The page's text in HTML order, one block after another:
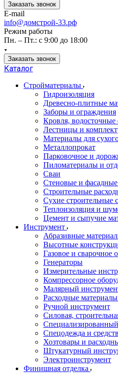
Заказать звонок
E-mail
info@домстрой-33.рф
Режим работы
Пн. – Пт.: с 9:00 до 18:00
Заказать звонок
Каталог
Стройматериалы
Гидроизоляция
Древесно-плитные
Заборы и ограждения
Кровля, водосточные
Лестницы и
Материалы для
Металлопрокат
Парковочное и
Пиломатериалы и
Сваи
Стеновые и
Строительные
Сухие строительные
Теплоизоляция и
Цемент и сыпучие
Инструмент
Абразивные
Высотные
Газовое и сварочное
Генераторы
Измерительные
Компрессорное
Малярный
Расходные
Ручной инструмент
Силовая,
Спецодежда и
Хозтовары и
Штукатурный
Электроинструмент
Финишная отделка